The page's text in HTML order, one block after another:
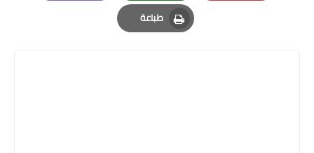
Pinterest
Whatsapp
Email
طباعة
Print